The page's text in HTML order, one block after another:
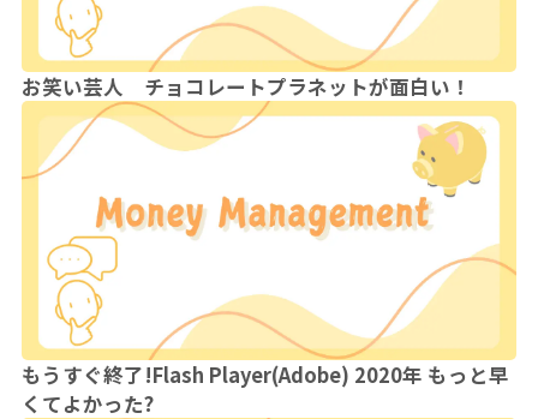
お笑い芸人 チョコレートプラネットが面白い！
もうすぐ終了!Flash Player(Adobe) 2020年 もっと早
くてよかった?